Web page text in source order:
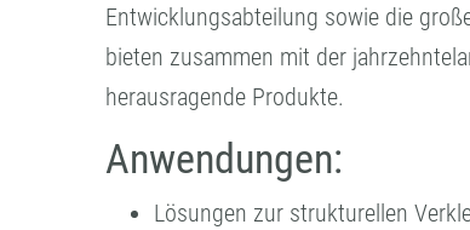
Entwicklungsabteilung sowie die
bieten zusammen mit der
herausragende Produkte.
Anwendungen:
Lösungen zur strukturellen